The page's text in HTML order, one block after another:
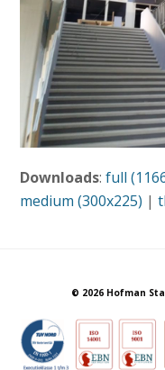
Downloads:full
medium (300x225) |
© 2026 Hofman